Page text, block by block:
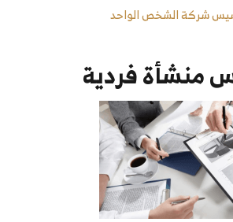
شركة الشخص الواحد
منشأة فردية